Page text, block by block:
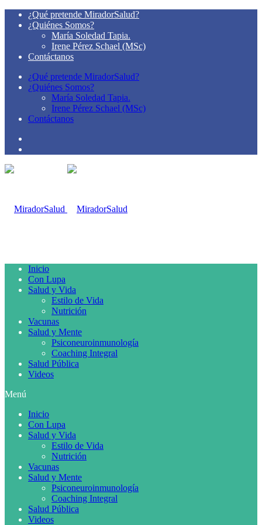
¿Qué pretende MiradorSalud?
¿Quiénes Somos?
María Soledad Tapia.
Irene Pérez Schael (MSc)
Contáctanos
¿Qué pretende MiradorSalud?
¿Quiénes Somos?
María Soledad Tapia.
Irene Pérez Schael (MSc)
Contáctanos
Inicio
Con Lupa
Salud y Vida
Estilo de Vida
Nutrición
Vacunas
Salud y Mente
Psiconeuroinmunología
Coaching Integral
Salud Pública
Videos
Menú
Inicio
Con Lupa
Salud y Vida
Estilo de Vida
Nutrición
Vacunas
Salud y Mente
Psiconeuroinmunología
Coaching Integral
Salud Pública
Videos